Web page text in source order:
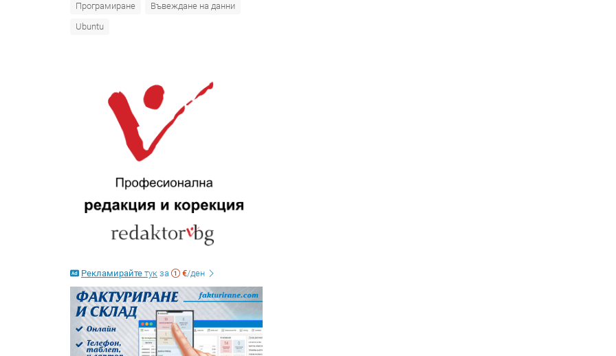
Програмиране
Въвеждане на данни
Ubuntu
Рекламирайте тук за €/ден